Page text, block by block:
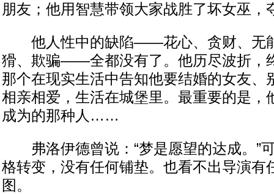
朋友；他用智慧带领大家战胜了坏女巫，
他人性中的缺陷——花心、贪财、无
猾、欺骗——全都没有了。他历尽波折
那个在现实生活中告知他要结婚的女友
相亲相爱，生活在城堡里。最重要的是，
成为的那种人……
弗洛伊德曾说：“梦是愿望的达成。”
格转变，没有任何铺垫。也看不出导演有
图。